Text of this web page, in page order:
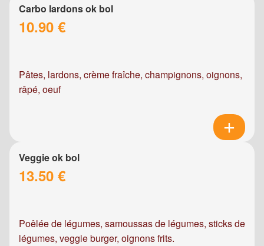
Carbo lardons ok bol
10.90 €
Pâtes, lardons, crème fraîche, champignons, oignons,
râpé, oeuf
Veggie ok bol
13.50 €
Poêlée de légumes, samoussas de légumes, sticks de
légumes, veggie burger, oignons frits.